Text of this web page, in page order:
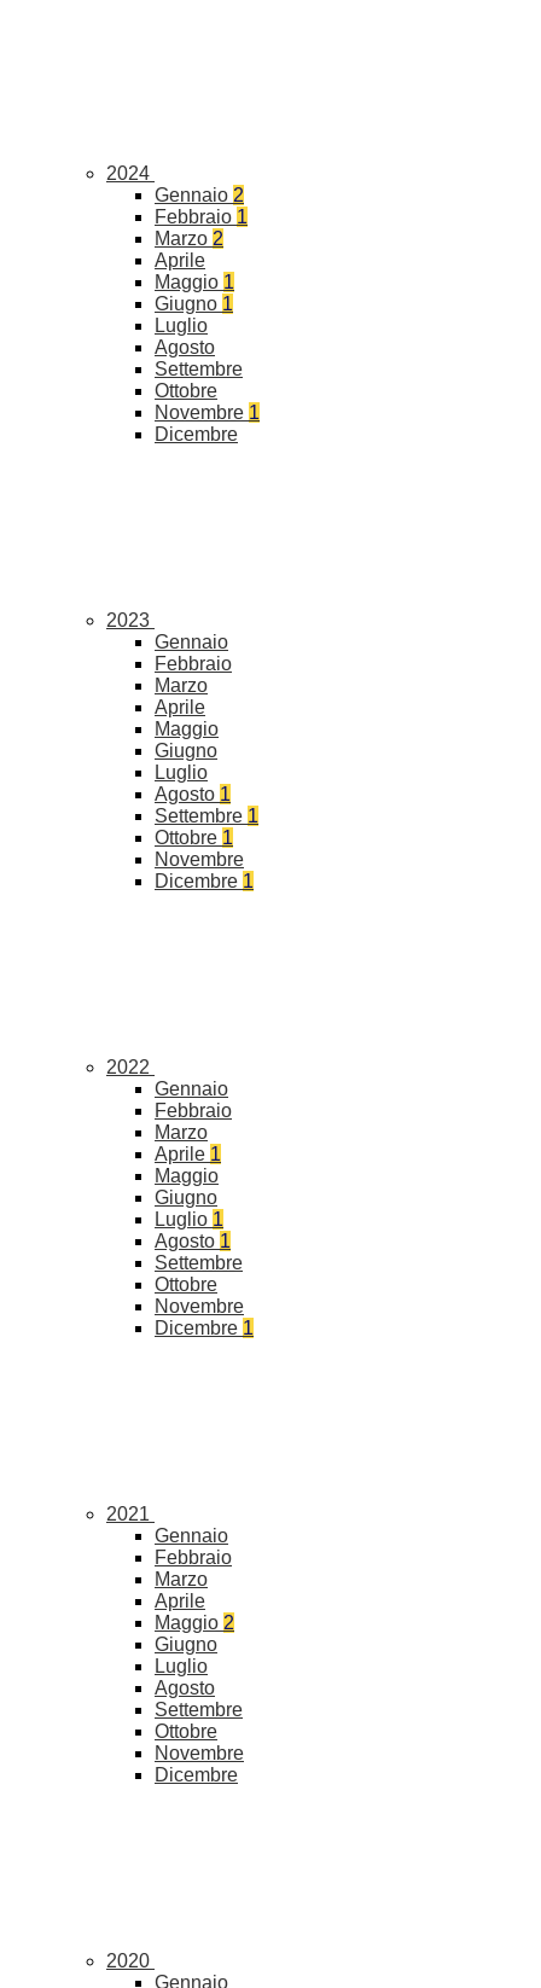
2024
Gennaio 2
Febbraio 1
Marzo 2
Aprile
Maggio 1
Giugno 1
Luglio
Agosto
Settembre
Ottobre
Novembre 1
Dicembre
2023
Gennaio
Febbraio
Marzo
Aprile
Maggio
Giugno
Luglio
Agosto 1
Settembre 1
Ottobre 1
Novembre
Dicembre 1
2022
Gennaio
Febbraio
Marzo
Aprile 1
Maggio
Giugno
Luglio 1
Agosto 1
Settembre
Ottobre
Novembre
Dicembre 1
2021
Gennaio
Febbraio
Marzo
Aprile
Maggio 2
Giugno
Luglio
Agosto
Settembre
Ottobre
Novembre
Dicembre
2020
Gennaio